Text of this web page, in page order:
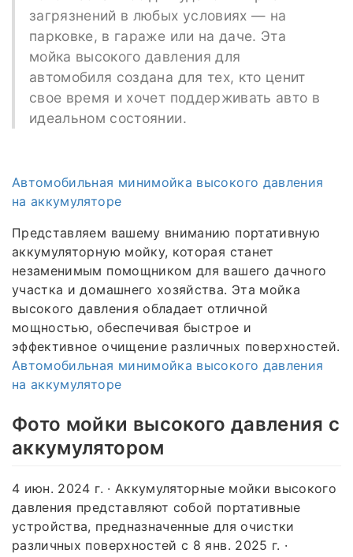
загрязнений в любых условиях — на
парковке, в гараже или на даче. Эта
мойка высокого давления для
автомобиля создана для тех, кто ценит
свое время и хочет поддерживать авто в
идеальном состоянии.
Автомобильная минимойка высокого давления
на аккумуляторе
Представляем вашему вниманию портативную
аккумуляторную мойку, которая станет
незаменимым помощником для вашего дачного
участка и домашнего хозяйства. Эта мойка
высокого давления обладает отличной
мощностью, обеспечивая быстрое и
эффективное очищение различных поверхностей.
Автомобильная минимойка высокого давления
на аккумуляторе
Фото мойки высокого давления с
аккумулятором
4 июн. 2024 г. · Аккумуляторные мойки высокого
давления представляют собой портативные
устройства, предназначенные для очистки
различных поверхностей с 8 янв. 2025 г. ·